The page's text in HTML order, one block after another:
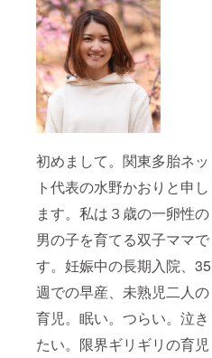
初めまして。関東多胎ネッ
ト代表の水野かおりと申し
ます。私は３歳の一卵性の
男の子を育てる双子ママで
す。妊娠中の長期入院、35
週での早産、未熟児二人の
育児。眠い。つらい。泣き
たい。限界ギリギリの育児